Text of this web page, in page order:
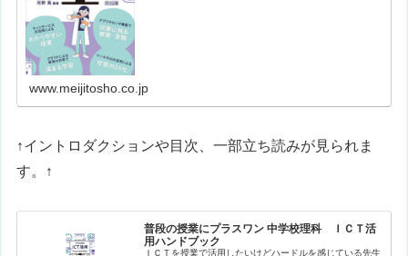
www.meijitosho.co.jp
↑イントロダクションや目次、一部立ち読みが見られま
す。↑
普段の授業にプラスワン 中学校理科 ＩＣＴ活
用ハンドブック
ＩＣＴを授業で活用したいけどハードルを感じている先生